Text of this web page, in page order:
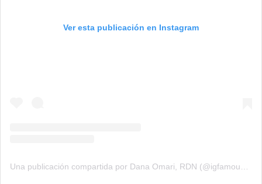
Ver esta publicación en Instagram